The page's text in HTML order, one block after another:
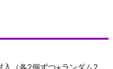
（各2個ずつ+ランダム2